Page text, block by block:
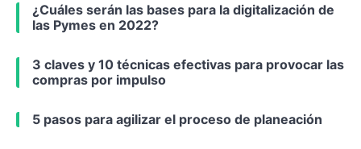
¿Cuáles serán las bases para la digitalización de
las Pymes en 2022?
3 claves y 10 técnicas efectivas para provocar las
compras por impulso
5 pasos para agilizar el proceso de planeación